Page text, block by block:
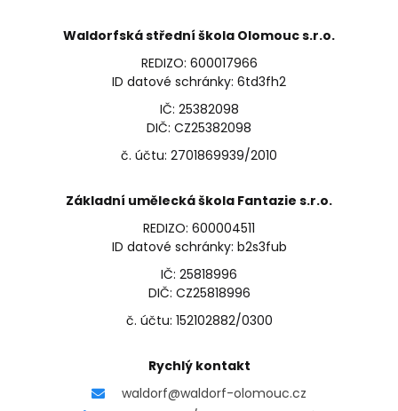
Waldorfská střední škola Olomouc s.r.o.
REDIZO: 600017966
ID datové schránky: 6td3fh2
IČ: 25382098
DIČ: CZ25382098
č. účtu: 2701869939/2010
Základní umělecká škola Fantazie s.r.o.
REDIZO: 600004511
ID datové schránky: b2s3fub
IČ: 25818996
DIČ: CZ25818996
č. účtu: 152102882/0300
Rychlý kontakt
waldorf@waldorf-olomouc.cz